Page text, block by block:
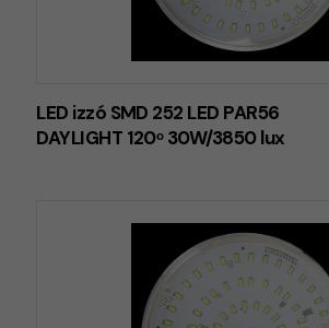
LED izzó SMD 252 LED PAR56
DAYLIGHT 120ᵒ 30W/3850 lux